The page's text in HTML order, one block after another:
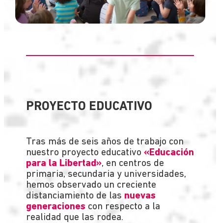
PROYECTO EDUCATIVO
Tras más de seis años de trabajo con
nuestro proyecto educativo «Educación
para la Libertad», en centros de
primaria, secundaria y universidades,
hemos observado un creciente
distanciamiento de las nuevas
generaciones con respecto a la
realidad que las rodea.